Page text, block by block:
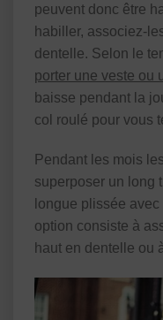
peuvent donc être
habiller, associez-
dentelle. Selon le
porter une veste ou
baisse pendant la
col roulé pour vous
Pendant les mois
superposer un long
longue plissée
option consiste à
haut en dentelle ou